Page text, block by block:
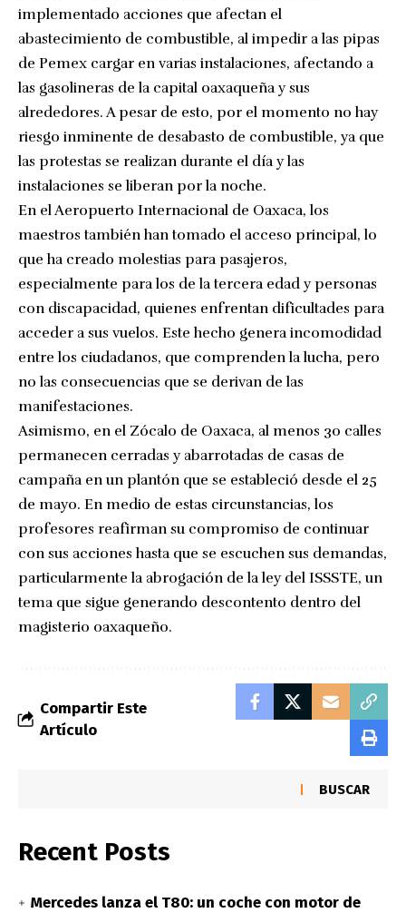
implementado acciones que afectan el
abastecimiento de combustible, al impedir a las pipas
de Pemex cargar en varias instalaciones, afectando a
las gasolineras de la capital oaxaqueña y sus
alrededores. A pesar de esto, por el momento no hay
riesgo inminente de desabasto de combustible, ya que
las protestas se realizan durante el día y las
instalaciones se liberan por la noche.
En el Aeropuerto Internacional de Oaxaca, los
maestros también han tomado el acceso principal, lo
que ha creado molestias para pasajeros,
especialmente para los de la tercera edad y personas
con discapacidad, quienes enfrentan dificultades para
acceder a sus vuelos. Este hecho genera incomodidad
entre los ciudadanos, que comprenden la lucha, pero
no las consecuencias que se derivan de las
manifestaciones.
Asimismo, en el Zócalo de Oaxaca, al menos 30 calles
permanecen cerradas y abarrotadas de casas de
campaña en un plantón que se estableció desde el 25
de mayo. En medio de estas circunstancias, los
profesores reafirman su compromiso de continuar
con sus acciones hasta que se escuchen sus demandas,
particularmente la abrogación de la ley del ISSSTE, un
tema que sigue generando descontento dentro del
magisterio oaxaqueño.
Compartir Este
Artículo
BUSCAR
Recent Posts
Mercedes lanza el T80: un coche con motor de